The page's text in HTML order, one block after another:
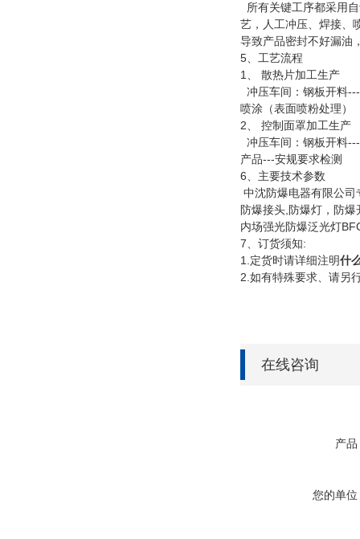
所有关键工序都采用
艺，人工冲压、焊接、
导致产品密封不好漏油
5、工艺流程
1、 散热片加工生产
冲压车间：钢板开料
喷涂（表面喷粉处理）
2、 控制面罩加工生产
冲压车间：钢板开料
产品---安规要求检测
6、主要技术参数
中沈防爆电器有限公
防爆接头,防爆灯，防
内场强光防爆泛光灯
7、订货须知:
1.定货时请详细注明什
2.如有特殊要求、请另
在线咨询
产品
您的单位